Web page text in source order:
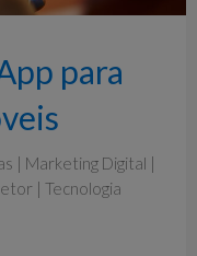
para
| Marketing Digital |
|Tecnologia